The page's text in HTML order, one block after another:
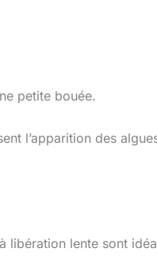
petite bouée.
l’apparition des
libération lente sont